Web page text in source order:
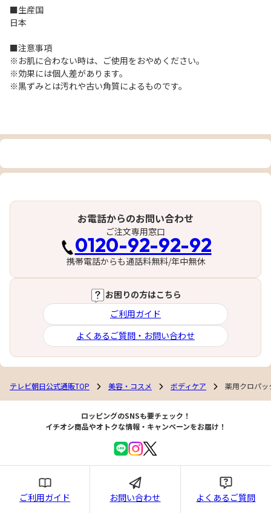
■生産国
日本
■注意事項
※お肌に合わない時は、ご使用をおやめください。
※効果には個人差があります。
※黒ずみとは汚れや古い角質によるものです。
お電話からのお問い合わせ
ご注文専用窓口
0120-92-92-92
携帯電話からも通話料無料/年中無休
お困りの方はこちら
ご利用ガイド
よくあるご質問・お問い合わせ
テレビ朝日公式通販TOP 美容・コスメ ボディケア 薬用クロパッ
ロッピングのSNSも要チェック！
イチオシ商品やオトクな情報・キャンペーンをお届け！
ご利用ガイド お問い合わせ よくあるご質問